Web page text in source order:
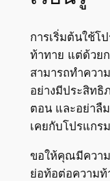
การเริ่มต้นใช้โ
ท้าทาย แต่ด้วย
สามารถทำควา
อย่างมีประสิท
ตอน และอย่าลื
เคยกับโปรแกร
ขอให้คุณมีความ
ย่อท้อต่อความท้